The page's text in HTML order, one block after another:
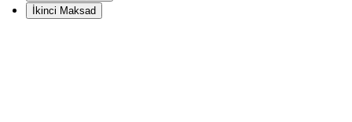
İkinci Maksad